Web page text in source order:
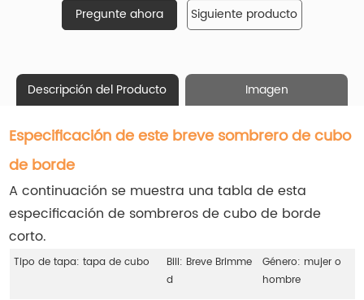
Pregunte ahora
Siguiente producto
Descripción del Producto Imagen
Especificación de este breve sombrero de cubo
de borde
A continuación se muestra una tabla de esta
especificación de sombreros de cubo de borde
corto.
Tipo de tapa: tapa de cubo
Bill: Breve Brimme
d
Género: mujer o
hombre